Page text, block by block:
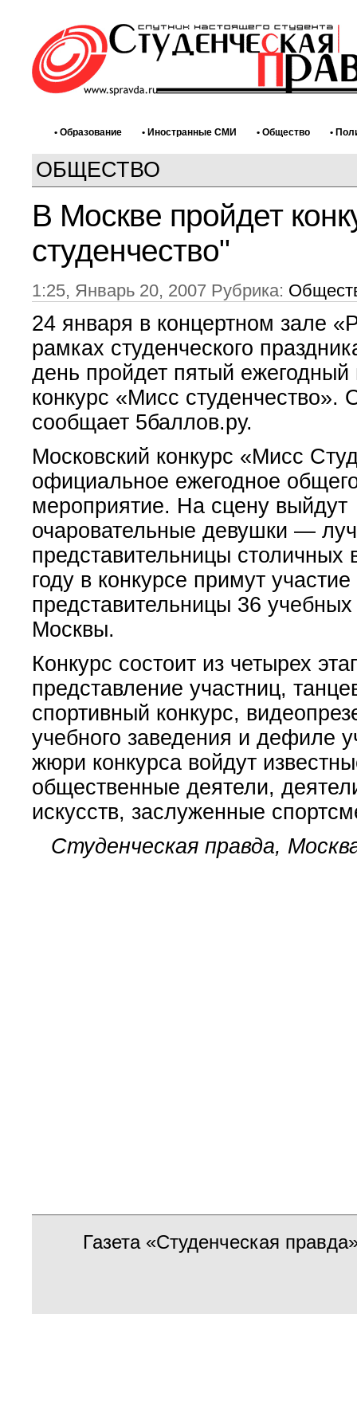
• Образование • Иностранные СМИ • Общество •
ОБЩЕСТВО
В Москве пройдет
студенчество"
1:25, Январь 20, 2007 Рубрика:
24 января в концертном зале
рамках студенческого
день пройдет пятый ежегодный
конкурс «Мисс студенчество».
сообщает 5баллов.ру.
Московский конкурс «Мисс
официальное ежегодное
мероприятие. На сцену выйдут
очаровательные девушки —
представительницы столичных
году в конкурсе примут участие
представительницы 36
Москвы.
Конкурс состоит из четырех
представление участниц,
спортивный конкурс,
учебного заведения и дефиле
жюри конкурса войдут
общественные деятели,
искусств, заслуженные
Студенческая правда,
Газета «Студенческая